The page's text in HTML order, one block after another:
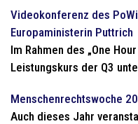
Videokonferenz des
Europaministerin Puttrich
Im Rahmen des „One
Leistungskurs der Q3
Menschenrechtswoche
Auch dieses Jahr